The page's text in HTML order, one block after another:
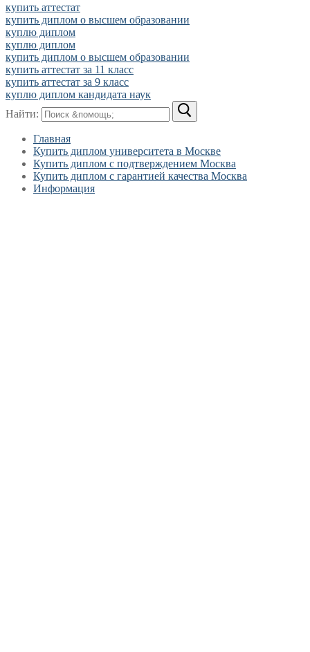
купить аттестат
купить диплом о высшем образовании
куплю диплом
куплю диплом
купить диплом о высшем образовании
купить аттестат за 11 класс
купить аттестат за 9 класс
куплю диплом кандидата наук
Найти:
Главная
Купить диплом университета в Москве
Купить диплом с подтверждением Москва
Купить диплом с гарантией качества Москва
Информация